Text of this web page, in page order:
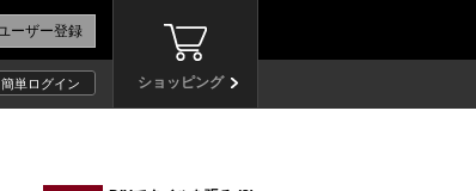
ショッピング
簡単ログイン